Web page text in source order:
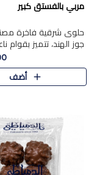
مربي بالفستق كبير
حلوى شرقية فاخرة
جوز الهند، تتميز بقوام
غني، وتزين بقطع من
الفاخر التي تضيف
أضف